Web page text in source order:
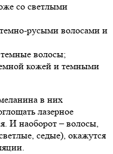
со светлыми
русыми волосами и
волосы;
кожей и темными
в них
лазерное
И наоборот – волосы,
седые), окажутся